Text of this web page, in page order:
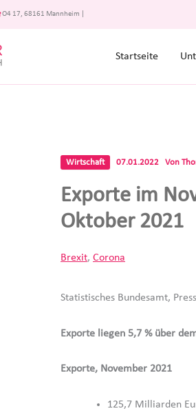
O4 17, 68161 Mannheim
Startseite
Wirtschaft 07.01.2022 Von
Exporte im
Oktober 2021
Brexit, Corona
Statistisches Bundesamt,
Exporte liegen 5,7 % über
Exporte, November 2021
125,7 Milliarden